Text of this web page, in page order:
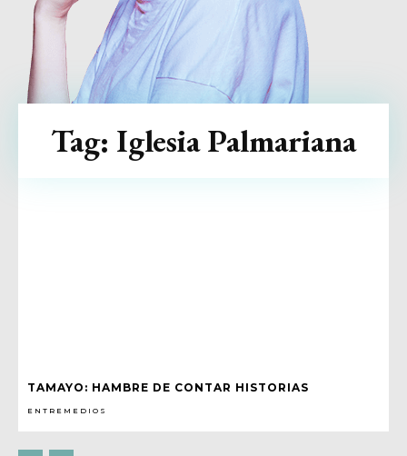
TAMAYO: HAMBRE DE CONTAR HISTORIAS
ENTREMEDIOS
Tag: Iglesia Palmariana